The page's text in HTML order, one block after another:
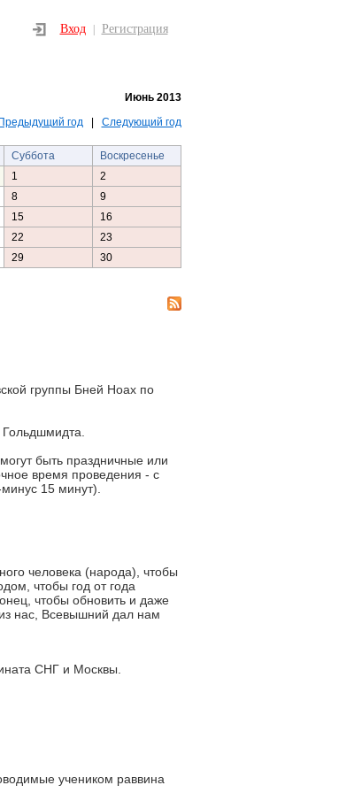
Вход Регистрация
Июнь 2013
Предыдущий год| Следующий год
Суббота
Воскресенье
1
2
8
9
15
16
22
23
29 30
группы Бней Ноах по
быть праздничные или
время проведения - с
15 минут).
человека (народа), чтобы
чтобы год от года
чтобы обновить и даже
нас, Всевышний дал нам
СНГ и Москвы.
учеником раввина